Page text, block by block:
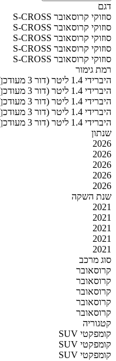
דגם
סוזוקי קרוסאובר S-CROSS
סוזוקי קרוסאובר S-CROSS
סוזוקי קרוסאובר S-CROSS
סוזוקי קרוסאובר S-CROSS
סוזוקי קרוסאובר S-CROSS
רמת גימור
GLX היברידי 1.4 ליטר (דור 3 מעודכן)
GLX MC היברידי 1.4 ליטר (דור 3 מעודכן)
GLXV היברידי 1.4 ליטר (דור 3 מעודכן)
GLXV MC היברידי 1.4 ליטר (דור 3 מעודכן)
GLXV 4X4 היברידי 1.4 ליטר (דור 3 מעודכן)
שנתון
2026
2026
2026
2026
2026
שנת השקה
2021
2021
2021
2021
2021
סוג מרכב
קרוסאובר
קרוסאובר
קרוסאובר
קרוסאובר
קרוסאובר
קטגוריה
SUV קומפקטי
SUV קומפקטי
SUV קומפקטי